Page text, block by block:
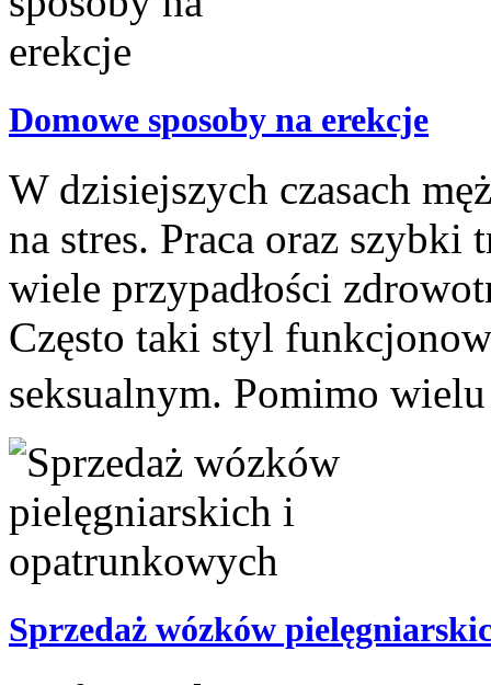
Domowe sposoby na erekcje
W dzisiejszych czasach
na stres. Praca oraz
wiele przypadłości
Często taki styl
seksualnym. Pomimo
Sprzedaż wózków